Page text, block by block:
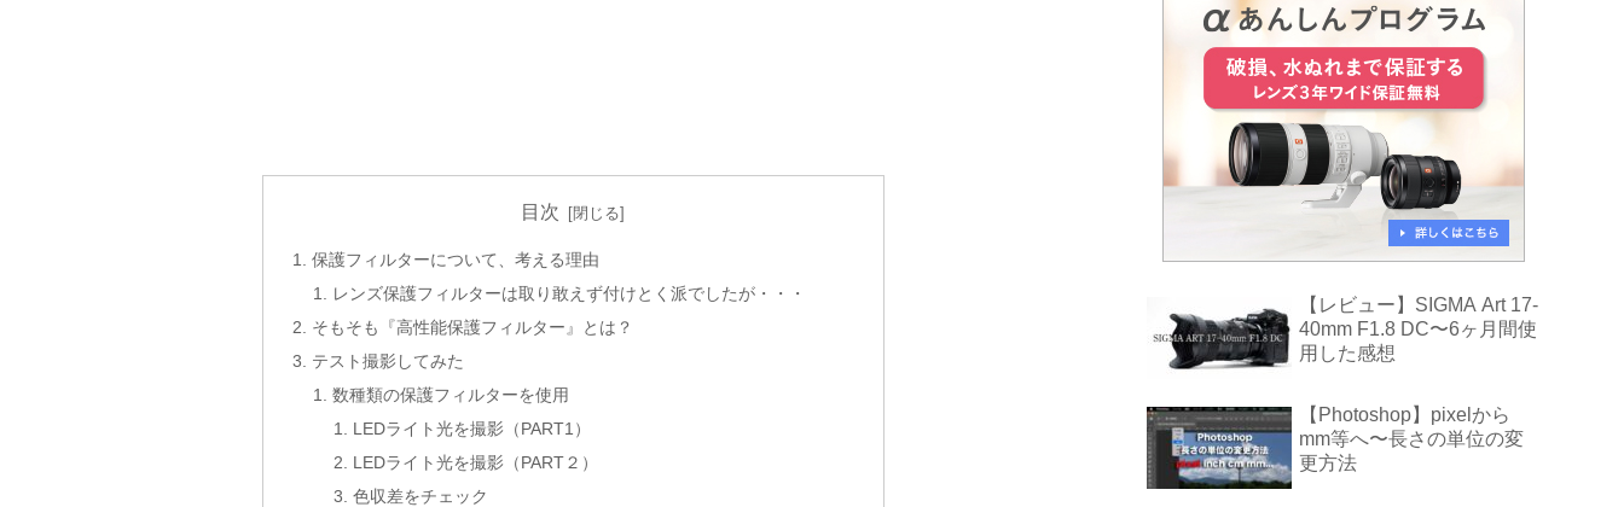
目次
保護フィルターについて、考える理由
レンズ保護フィルターは取り敢えず付けとく派でしたが・・・
そもそも『高性能保護フィルター』とは？
テスト撮影してみた
数種類の保護フィルターを使用
LEDライト光を撮影（PART1）
LEDライト光を撮影（PART２）
色収差をチェック
【レビュー】SIGMA Art 17-
40mm F1.8 DC〜6ヶ月間使
用した感想
【Photoshop】pixelから
mm等へ〜長さの単位の変
更方法